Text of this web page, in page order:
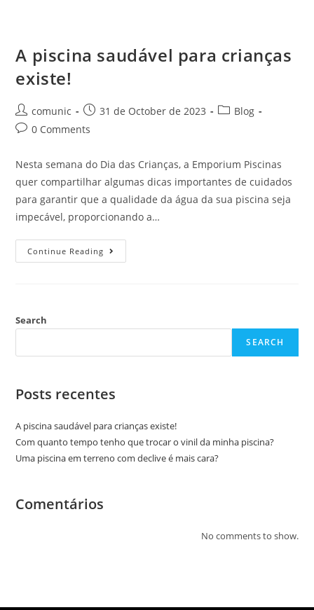
A piscina saudável para crianças
existe!
comunic 31 de October de 2023
Blog
0 Comments
Nesta semana do Dia das Crianças, a Emporium Piscinas
quer compartilhar algumas dicas importantes de cuidados
para garantir que a qualidade da água da sua piscina seja
impecável, proporcionando a…
Continue Reading
Search
SEARCH
Posts recentes
A piscina saudável para crianças existe!
Com quanto tempo tenho que trocar o vinil da minha piscina?
Uma piscina em terreno com declive é mais cara?
Comentários
No comments to show.